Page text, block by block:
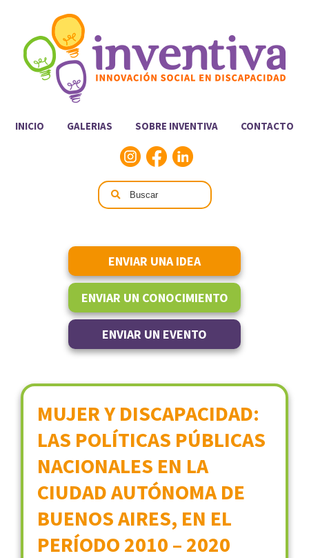
INICIO GALERIAS SOBRE INVENTIVA CONTACTO
ENVIAR UNA IDEA
ENVIAR UN CONOCIMIENTO
ENVIAR UN EVENTO
MUJER Y DISCAPACIDAD:
LAS POLÍTICAS PÚBLICAS
NACIONALES EN LA
CIUDAD AUTÓNOMA DE
BUENOS AIRES, EN EL
PERÍODO 2010 – 2020